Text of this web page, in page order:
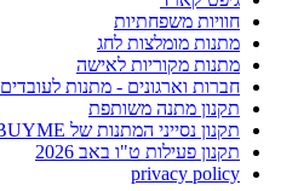
חוויות משפחתיות
מתנות מומלצות לחג
מתנות מקוריות לאישה
חברות וארגונים - מתנות לעובדים
תקנון מתנה משותפת
תקנון נסייני המתנות של BUYME
תקנון פעילות ט"ו באב 2026
privacy policy